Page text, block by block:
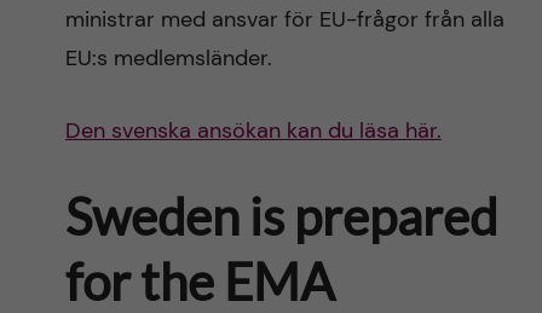
ministrar med ansvar för EU-frågor från alla
EU:s medlemsländer.
Den svenska ansökan kan du läsa här.
Sweden is prepared
for the EMA